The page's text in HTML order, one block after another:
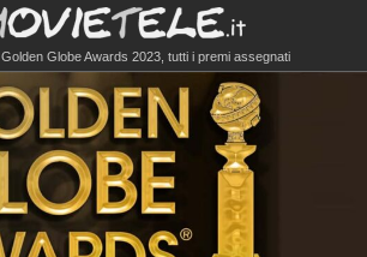
Golden Globe Awards 2023, tutti i premi assegnati